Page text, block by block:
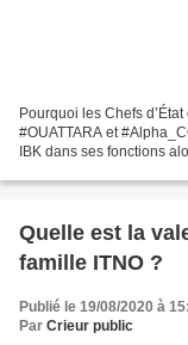
Pourquoi les Chefs
#OUATTARA et
IBK dans ses fonctions
Quelle est la
famille ITNO ?
Publié le 19/08/2020 à
Par Crieur public